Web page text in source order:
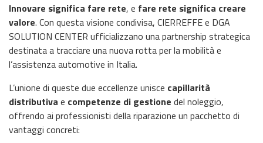
Innovare significa fare rete, e fare rete significa creare
valore. Con questa visione condivisa, CIERREFFE e DGA
SOLUTION CENTER ufficializzano una partnership strategica
destinata a tracciare una nuova rotta per la mobilità e
l’assistenza automotive in Italia.
L’unione di queste due eccellenze unisce capillarità
distributiva e competenze di gestione del noleggio,
offrendo ai professionisti della riparazione un pacchetto di
vantaggi concreti: